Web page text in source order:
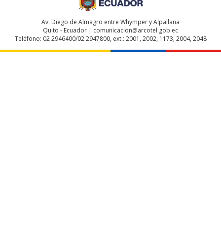
Av. Diego de Almagro entre Whymper y Alpallana
Quito - Ecuador | comunicacion@arcotel.gob.ec
Teléfono: 02 2946400/02 2947800, ext.: 2001, 2002, 1173, 2004, 2048